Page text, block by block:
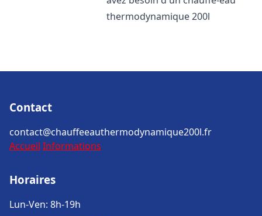
thermodynamique 200l
Contact
contact@chauffeeauthermodynamique200l.fr
Accueil Informations
Horaires
Lun-Ven: 8h-19h